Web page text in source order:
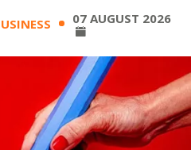
07 AUGUST 2026